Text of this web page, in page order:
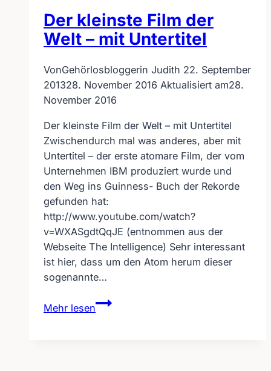
Der kleinste Film der
Welt – mit Untertitel
VonGehörlosbloggerin Judith 22. September
201328. November 2016 Aktualisiert am28.
November 2016
Der kleinste Film der Welt – mit Untertitel
Zwischendurch mal was anderes, aber mit
Untertitel – der erste atomare Film, der vom
Unternehmen IBM produziert wurde und
den Weg ins Guinness- Buch der Rekorde
gefunden hat:
http://www.youtube.com/watch?
v=WXASgdtQqJE (entnommen aus der
Webseite The Intelligence) Sehr interessant
ist hier, dass um den Atom herum dieser
sogenannte…
Mehr lesen
Der
kleinste